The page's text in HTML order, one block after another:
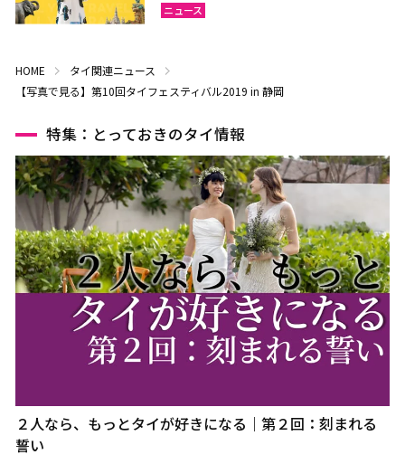
ニュース
HOME
タイ関連ニュース
【写真で見る】第10回タイフェスティバル2019 in 静岡
特集：とっておきのタイ情報
２人なら、もっとタイが好きになる｜第２回：刻まれる
誓い